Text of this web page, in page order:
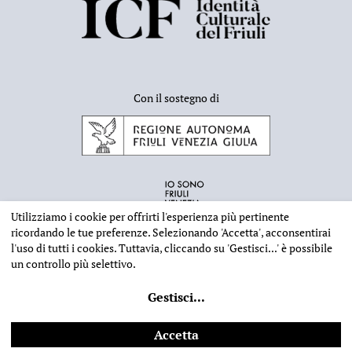
Con il sostegno di
2026 - Deputazione di Storia Patria per il Friuli - CF 80023560305
Web designIlaria Comello- Powered bySICAPWeb
Utilizziamo i cookie per offrirti l'esperienza più pertinente
ricordando le tue preferenze. Selezionando 'Accetta', acconsentirai
l'uso di tutti i cookies. Tuttavia, cliccando su 'Gestisci...'è possibile
un controllo più selettivo.
Gestisci...
Accetta